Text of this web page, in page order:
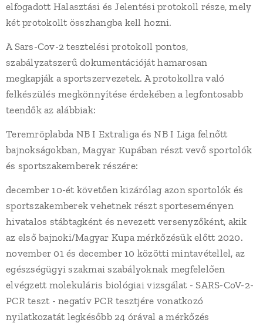
elfogadott Halasztási és Jelentési protokoll része, mely
két protokollt összhangba kell hozni.
A Sars-Cov-2 tesztelési protokoll pontos,
szabályzatszerű dokumentációját hamarosan
megkapják a sportszervezetek. A protokollra való
felkészülés megkönnyítése érdekében a legfontosabb
teendők az alábbiak:
Teremröplabda NB I Extraliga és NB I Liga felnőtt
bajnokságokban, Magyar Kupában részt vevő sportolók
és sportszakemberek részére:
december 10-ét követően kizárólag azon sportolók és
sportszakemberek vehetnek részt sporteseményen
hivatalos stábtagként és nevezett versenyzőként, akik
az első bajnoki/Magyar Kupa mérkőzésük előtt 2020.
november 01 és december 10 közötti mintavétellel, az
egészségügyi szakmai szabályoknak megfelelően
elvégzett molekuláris biológiai vizsgálat - SARS-CoV-2-
PCR teszt - negatív PCR tesztjére vonatkozó
nyilatkozatát legkésőbb 24 órával a mérkőzés